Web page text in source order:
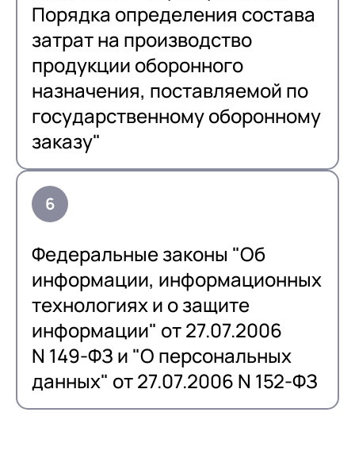
Порядка определения состава
затрат на производство
продукции оборонного
назначения, поставляемой по
государственному оборонному
заказу"
Федеральные законы "Об
информации, информационных
технологиях и о защите
информации" от 27.07.2006
N 149-ФЗ и "О персональных
данных" от 27.07.2006 N 152-ФЗ